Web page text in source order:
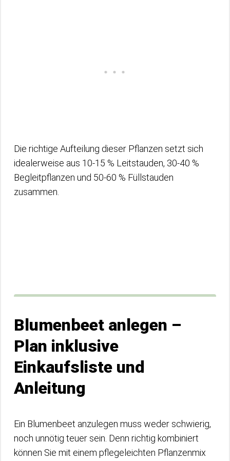
Die richtige Aufteilung dieser Pflanzen setzt sich
idealerweise aus 10-15 % Leitstauden, 30-40 %
Begleitpflanzen und 50-60 % Füllstauden
zusammen.
Blumenbeet anlegen –
Plan inklusive
Einkaufsliste und
Anleitung
Ein Blumenbeet anzulegen muss weder schwierig,
noch unnötig teuer sein. Denn richtig kombiniert
können Sie mit einem pflegeleichten Pflanzenmix